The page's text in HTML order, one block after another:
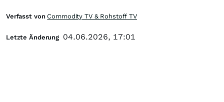
Verfasst von Commodity TV & Rohstoff TV
Letzte Änderung 04.06.2026, 17:01